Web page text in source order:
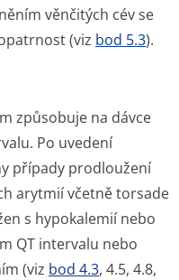
věnčitých cév se
(viz bod 5.3).
způsobuje na dávce
Po uvedení
případy prodloužení
arytmií včetně torsade
s hypokalemií nebo
QT intervalu nebo
(viz bod 4.3, 4.5, 4.8,